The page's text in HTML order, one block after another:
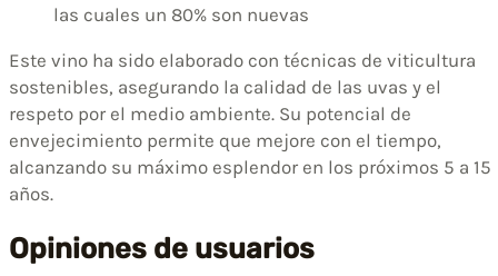
las cuales un 80% son nuevas
Este vino ha sido elaborado con técnicas de viticultura
sostenibles, asegurando la calidad de las uvas y el
respeto por el medio ambiente. Su potencial de
envejecimiento permite que mejore con el tiempo,
alcanzando su máximo esplendor en los próximos 5 a 15
años.
Opiniones de usuarios